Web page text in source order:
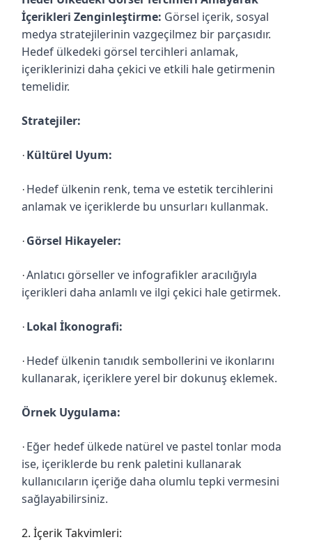
İçerikleri Zenginleştirme: Görsel içerik, sosyal
medya stratejilerinin vazgeçilmez bir parçasıdır.
Hedef ülkedeki görsel tercihleri anlamak,
içeriklerinizi daha çekici ve etkili hale getirmenin
temelidir.
Stratejiler:
· Kültürel Uyum:
· Hedef ülkenin renk, tema ve estetik tercihlerini
anlamak ve içeriklerde bu unsurları kullanmak.
· Görsel Hikayeler:
·Anlatıcı görseller ve infografikler aracılığıyla
içerikleri daha anlamlı ve ilgi çekici hale getirmek.
· Lokal İkonografi:
· Hedef ülkenin tanıdık sembollerini ve ikonlarını
kullanarak, içeriklere yerel bir dokunuş eklemek.
Örnek Uygulama:
· Eğer hedef ülkede natürel ve pastel tonlar moda
ise, içeriklerde bu renk paletini kullanarak
kullanıcıların içeriğe daha olumlu tepki vermesini
sağlayabilirsiniz.
2. İçerik Takvimleri: